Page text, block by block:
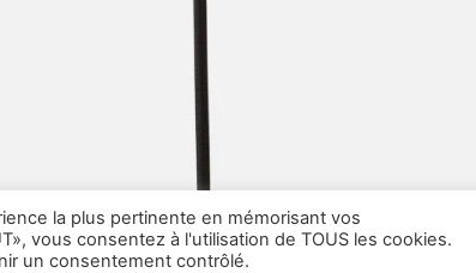
la plus pertinente en mémorisant vos
vous consentez à l'utilisation de TOUS les cookies.
un consentement contrôlé.